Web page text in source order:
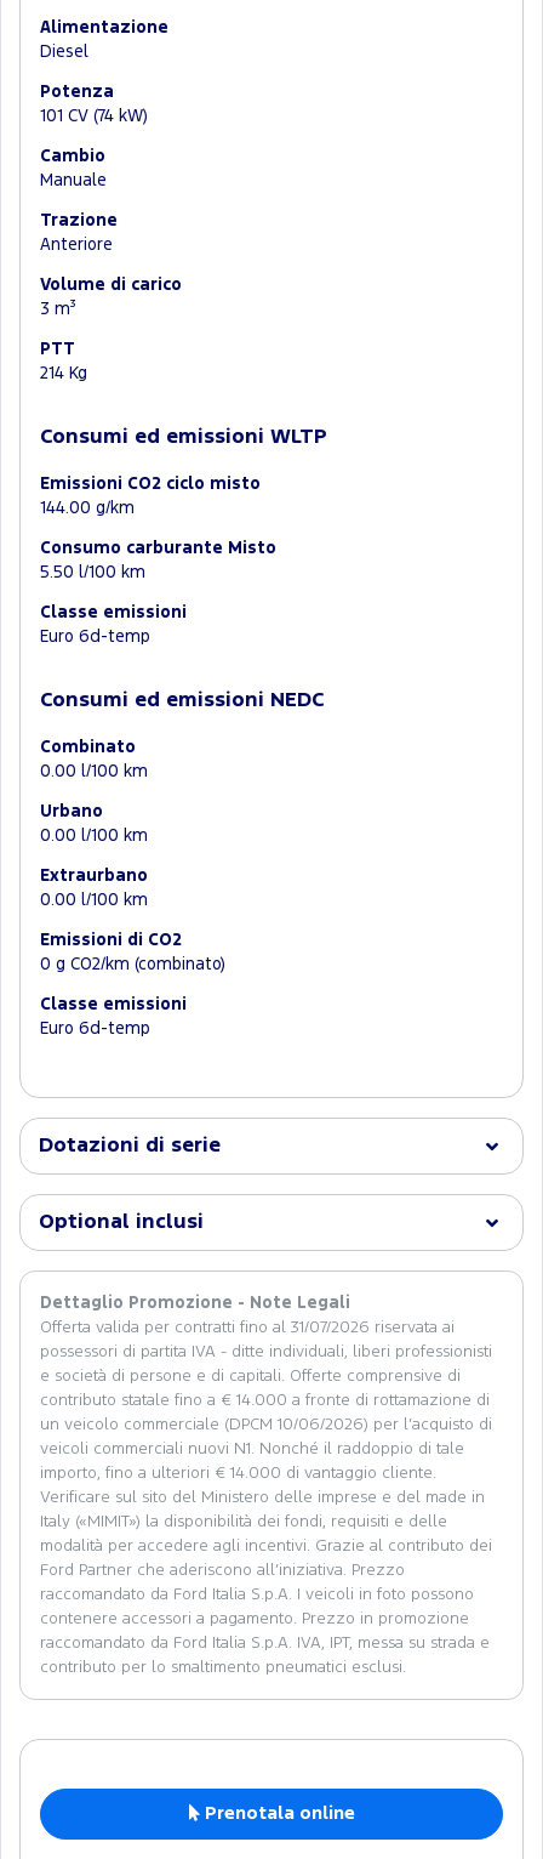
Alimentazione
Diesel
Potenza
101 CV (74 kW)
Cambio
Manuale
Trazione
Anteriore
Volume di carico
3 m³
PTT
214 Kg
Consumi ed emissioni WLTP
Emissioni CO2 ciclo misto
144.00 g/km
Consumo carburante Misto
5.50 l/100 km
Classe emissioni
Euro 6d-temp
Consumi ed emissioni NEDC
Combinato
0.00 l/100 km
Urbano
0.00 l/100 km
Extraurbano
0.00 l/100 km
Emissioni di CO2
0 g CO2/km (combinato)
Classe emissioni
Euro 6d-temp
Dotazioni di serie
Optional inclusi
Dettaglio Promozione - Note Legali
Offerta valida per contratti fino al 31/07/2026 riservata ai
possessori di partita IVA - ditte individuali, liberi professionisti
e società di persone e di capitali. Offerte comprensive di
contributo statale fino a € 14.000 a fronte di rottamazione di
un veicolo commerciale (DPCM 10/06/2026) per l’acquisto di
veicoli commerciali nuovi N1. Nonché il raddoppio di tale
importo, fino a ulteriori € 14.000 di vantaggio cliente.
Verificare sul sito del Ministero delle imprese e del made in
Italy («MIMIT») la disponibilità dei fondi, requisiti e delle
modalità per accedere agli incentivi. Grazie al contributo dei
Ford Partner che aderiscono all’iniziativa. Prezzo
raccomandato da Ford Italia S.p.A. I veicoli in foto possono
contenere accessori a pagamento. Prezzo in promozione
raccomandato da Ford Italia S.p.A. IVA, IPT, messa su strada e
contributo per lo smaltimento pneumatici esclusi.
Prenotala online